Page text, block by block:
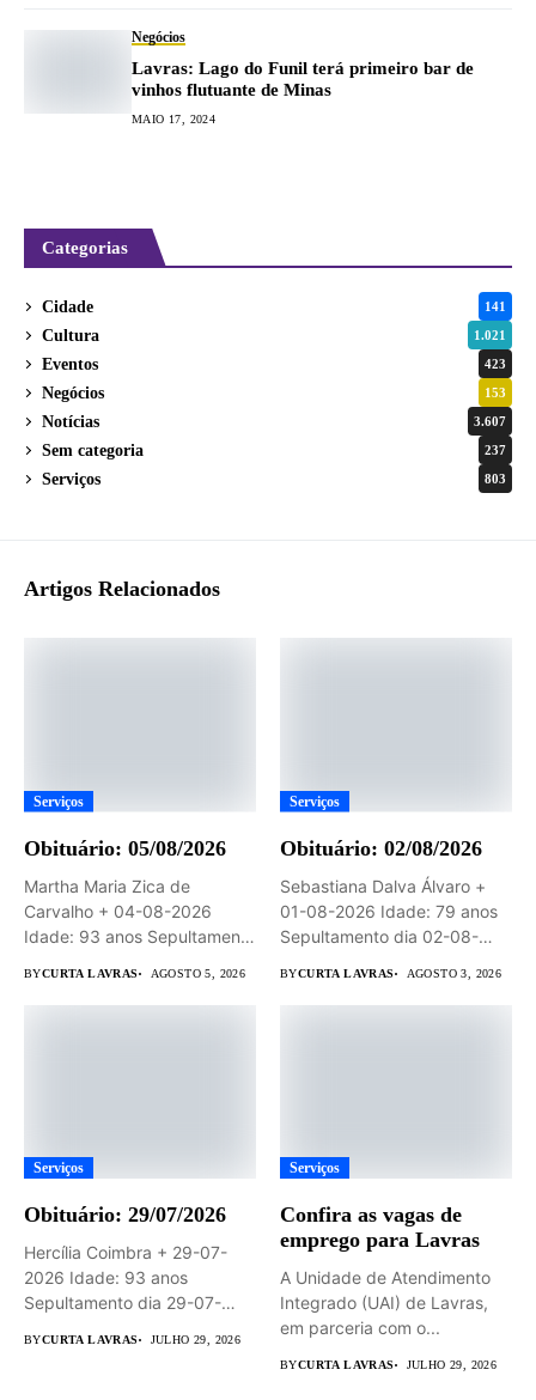
Negócios
Lavras: Lago do Funil terá primeiro bar de
vinhos flutuante de Minas
MAIO 17, 2024
Categorias
Cidade 141
Cultura 1.021
Eventos 423
Negócios 153
Notícias 3.607
Sem categoria 237
Serviços 803
Artigos Relacionados
Serviços
Obituário: 05/08/2026
Martha Maria Zica de
Carvalho + 04-08-2026
Idade: 93 anos Sepultamento
BYCURTA LAVRAS AGOSTO 5, 2026
Serviços
Obituário: 02/08/2026
Sebastiana Dalva Álvaro +
01-08-2026 Idade: 79 anos
Sepultamento dia 02-08-
BYCURTA LAVRAS AGOSTO 3, 2026
Serviços
Obituário: 29/07/2026
Hercília Coimbra + 29-07-
2026 Idade: 93 anos
Sepultamento dia 29-07-
BYCURTA LAVRAS JULHO 29, 2026
Serviços
Confira as vagas de
emprego para Lavras
A Unidade de Atendimento
Integrado (UAI) de Lavras,
em parceria com o...
BYCURTA LAVRAS JULHO 29, 2026